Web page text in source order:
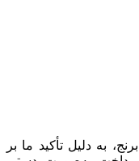
به دلیل تأکید ما بر